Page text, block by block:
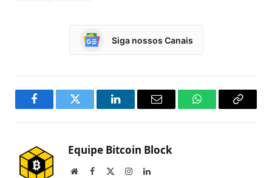
Siga nossos Canais
FacebookTwitter LinkedInEmail WhatsAppCopy
Equipe Bitcoin Block
WebsiteFacebook InstagramLinkedIn